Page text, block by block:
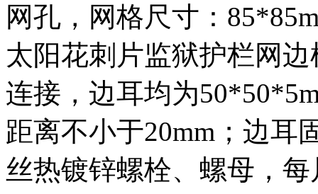
网孔，网格尺寸：
太阳花刺片监狱护栏网
连接，边耳均为
距离不小于20mm；边耳
丝热镀锌螺栓、螺母，